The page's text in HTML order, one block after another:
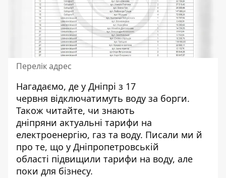
Перелік адрес
Нагадаємо, де у Дніпрі з 17
червня відключатимуть воду за борги.
Також читайте, чи знають
дніпряни актуальні тарифи на
електроенергію, газ та воду. Писали ми й
про те, що у Дніпропетровській
області підвищили тарифи на воду, але
поки для бізнесу.